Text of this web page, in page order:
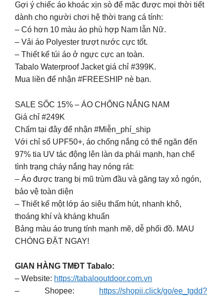
Gợi ý chiếc áo khoác xịn sò để mặc được mọi thời tiết
dành cho người chơi hệ thời trang cá tính:
– Có hơn 10 màu áo phù hợp Nam lẫn Nữ.
– Vải áo Polyester trượt nước cực tốt.
– Thiết kế túi áo ở ngực cực an toàn.
Tabalo Waterproof Jacket giá chỉ #399K.
Mua liền để nhận #FREESHIP nè bạn.
SALE SỐC 15% – ÁO CHỐNG NẮNG NAM
Giá chỉ #249K
Chấm tại đây để nhận #Miễn_phí_ship
Với chỉ số UPF50+, áo chống nắng có thể ngăn đến
97% tia UV tác động lên làn da phái mạnh, hạn chế
tình trạng cháy nắng hay nóng rát:
– Áo được trang bị mũ trùm đầu và găng tay xỏ ngón,
bảo vệ toàn diện
– Thiết kế một lớp áo siêu thấm hút, nhanh khô,
thoáng khí và kháng khuẩn
Bảng màu áo trung tính mạnh mẽ, dễ phối đồ. MAU
CHÓNG ĐẶT NGAY!
GIAN HÀNG TMĐT Tabalo:
– Website: https://tabalooutdoor.com.vn
– Shopee:
https://shopii.click/go/ee_tgdd?